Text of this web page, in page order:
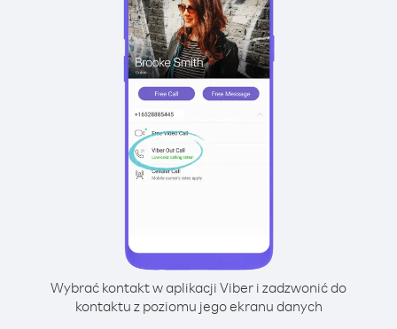
Wybrać kontakt w aplikacji Viber i zadzwonić do
kontaktu z poziomu jego ekranu danych